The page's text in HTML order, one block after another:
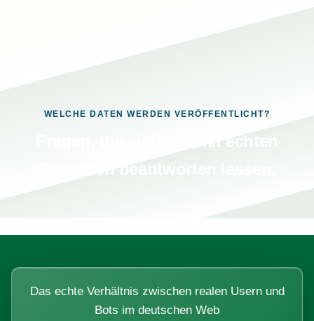
WELCHE DATEN WERDEN VERÖFFENTLICHT?
Das echte Verhältnis zwischen realen Usern und
Bots im deutschen Web